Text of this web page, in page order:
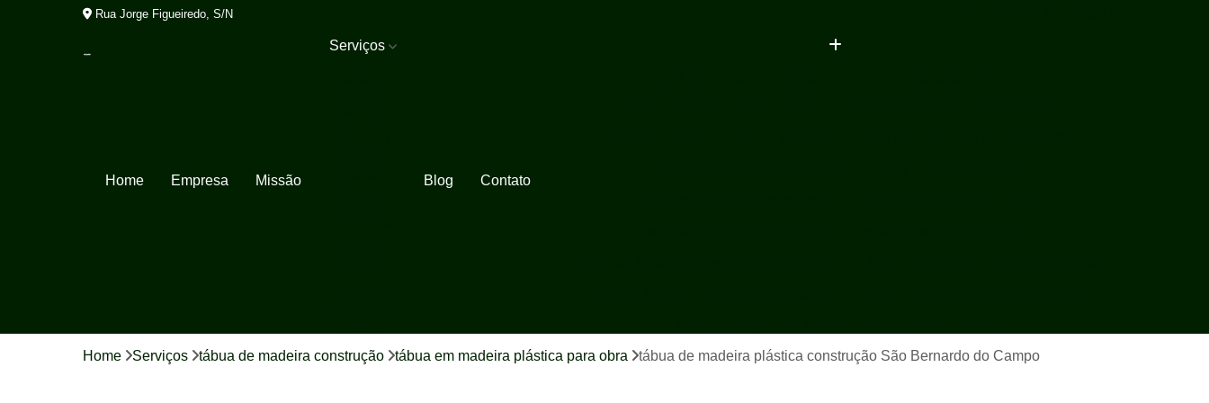
Rua Jorge Figueiredo, S/N
Home Empresa Missão
Serviços
plástica
Porta pallet
Blog Contato
Lixeira Ecológica de Madeira Plástica Sustentável
Home Serviços tábua de madeira construção tábua em madeira plástica para obra tábua de madeira plástica construção São Bernardo do Campo